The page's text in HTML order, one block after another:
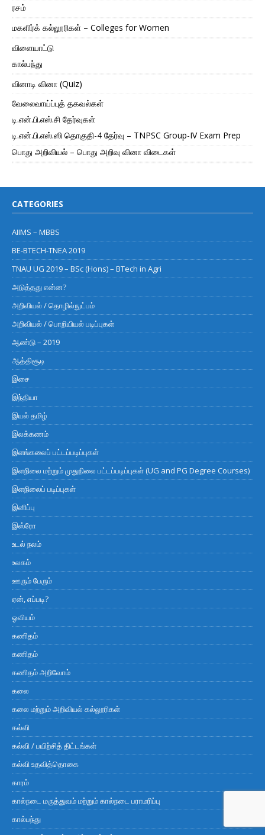
ரசம்
மகளிர்க் கல்லூரிகள் – Colleges for Women
விளையாட்டு
கால்பந்து
வினாடி வினா (Quiz)
வேலைவாய்ப்புத் தகவல்கள்
டி.என்.பி.எஸ்.சி தேர்வுகள்
டி.என்.பி.எஸ்.ஸி தொகுதி-4 தேர்வு – TNPSC Group-IV Exam Prep
பொது அறிவியல் – பொது அறிவு வினா விடைகள்
CATEGORIES
AIIMS – MBBS
BE-BTECH-TNEA 2019
TNAU UG 2019 – BSc (Hons) – BTech in Agri
அடுத்தது என்ன?
அறிவியல் / தொழில்நுட்பம்
அறிவியல் / பொறியியல் படிப்புகள்
ஆண்டு – 2019
ஆத்திசூடி
இசை
இந்தியா
இயல் தமிழ்
இலக்கணம்
இளங்கலைப் பட்டப்படிப்புகள்
இளநிலை மற்றும் முதுநிலை பட்டப்படிப்புகள் (UG and PG Degree Courses)
இளநிலைப் படிப்புகள்
இனிப்பு
இஸ்ரோ
உடல் நலம்
உலகம்
ஊரும் பேரும்
ஏன், எப்படி?
ஓவியம்
கணிதம்
கணிதம்
கணிதம் அறிவோம்
கலை
கலை மற்றும் அறிவியல் கல்லூரிகள்
கல்வி
கல்வி / பயிற்சித் திட்டங்கள்
கல்வி உதவித்தொகை
காரம்
கால்நடை மருத்துவம் மற்றும் கால்நடை பராமரிப்பு
கால்பந்து